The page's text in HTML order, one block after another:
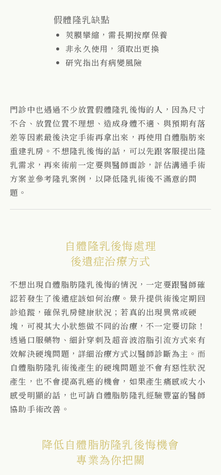
假體隆乳缺點
莢膜攣縮，需長期按摩保養
非永久使用，須取出更換
研究指出有病變風險
門診中也遇過不少放置假體隆乳後悔的人，因為尺寸
不合、放置位置不理想、造成身體不適、與預期有落
差等因素最後決定手術再拿出來，再使用自體脂肪來
重建乳房。不想隆乳後悔的話，可以先跟客服提出隆
乳需求，再來術前一定要與醫師面診，評估溝通手術
方案並參考隆乳案例，以降低隆乳術後不滿意的問
題。
自體隆乳後悔處理
後遺症治療方式
不想出現自體脂肪隆乳後悔的情況，一定要跟醫師確
認若發生了後遺症該如何治療。景升提供術後定期回
診追蹤，確保乳房健康狀況；若真的出現異常或硬
塊，可視其大小狀態做不同的治療，不一定要切除！
透過口服藥物、細針穿刺及超音波溶脂引流方式來有
效解決硬塊問題，詳細治療方式以醫師診斷為主。而
自體脂肪隆乳術後產生的硬塊問題並不會有惡性狀況
產生，也不會提高乳癌的機會，如果產生痛感或大小
感受明顯的話，也可請自體脂肪隆乳經驗豐富的醫師
協助手術改善。
降低自體脂肪隆乳後悔機會
專業為你把關